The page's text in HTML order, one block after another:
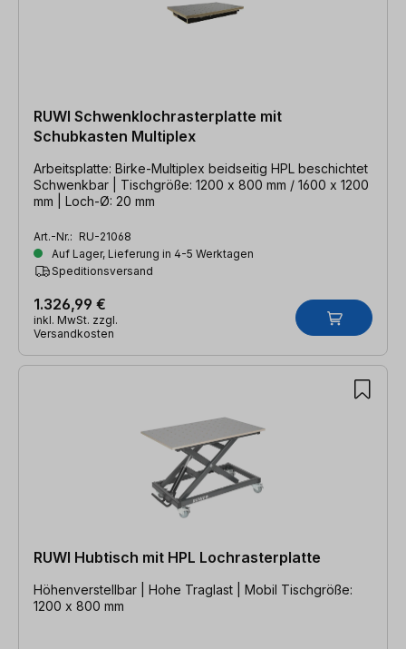
RUWI Schwenklochrasterplatte mit
Schubkasten Multiplex
Arbeitsplatte: Birke-Multiplex beidseitig HPL beschichtet
Schwenkbar | Tischgröße: 1200 x 800 mm / 1600 x 1200
mm | Loch-Ø: 20 mm
Art.-Nr.: RU-21068
Auf Lager, Lieferung in 4-5 Werktagen
Speditionsversand
1.326,99 €
inkl. MwSt. zzgl.
Versandkosten
RUWI Hubtisch mit HPL Lochrasterplatte
Höhenverstellbar | Hohe Traglast | Mobil Tischgröße:
1200 x 800 mm